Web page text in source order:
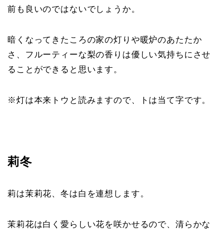
前も良いのではないでしょうか。
暗くなってきたころの家の灯りや暖炉のあたたか
さ、フルーティーな梨の香りは優しい気持ちにさせ
ることができると思います。
※灯は本来トウと読みますので、トは当て字です。
莉冬
莉は茉莉花、冬は白を連想します。
茉莉花は白く愛らしい花を咲かせるので、清らかな